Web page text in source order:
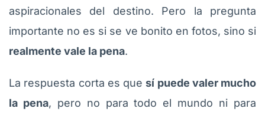
aspiracionales del destino. Pero la pregunta
importante no es si se ve bonito en fotos, sino si
realmente vale la pena.
La respuesta corta es quesí puede valer mucho
la pena, pero no para todo el mundo ni para